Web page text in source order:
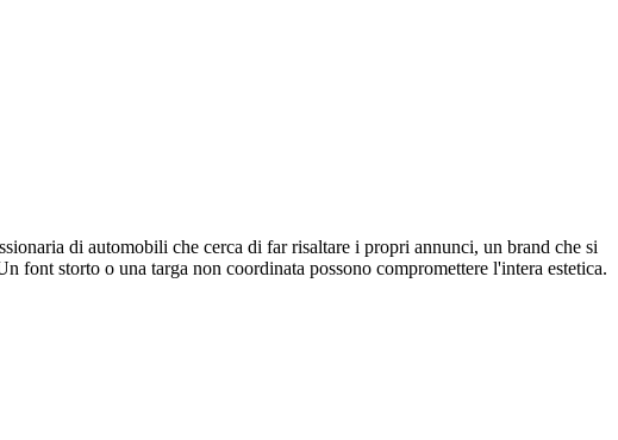
di automobili che cerca di far risaltare i propri annunci, un brand che si
font storto o una targa non coordinata possono compromettere l'intera estetica.